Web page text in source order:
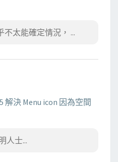
太能確定情況， ...
解決 Menu icon 因為空間
人士...